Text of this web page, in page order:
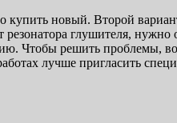
купить новый. Второй
глушителя, нужно
Чтобы решить проблемы,
лучше пригласить